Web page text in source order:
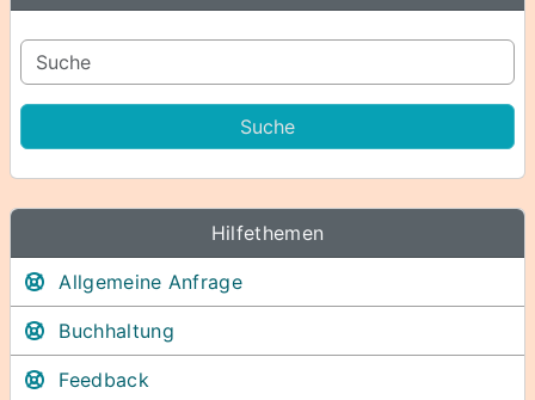
Hilfethemen
Allgemeine Anfrage
Buchhaltung
Feedback